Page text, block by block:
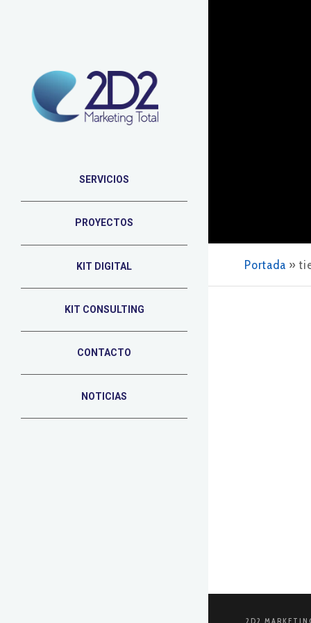
SERVICIOS
PROYECTOS
KIT DIGITAL
KIT CONSULTING
CONTACTO
NOTICIAS
Portada »
2D2